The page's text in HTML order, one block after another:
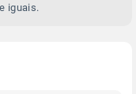
iguais.